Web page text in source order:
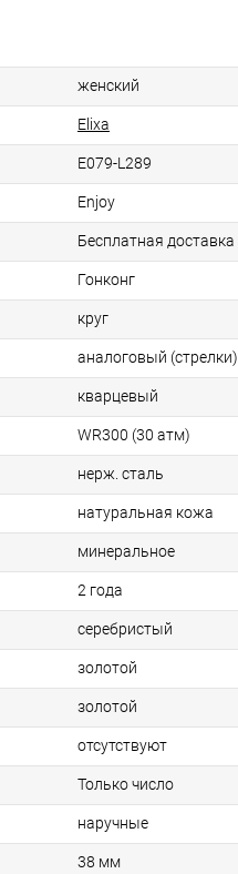
женский
Elixa
E079-L289
Enjoy
Бесплатная доставка
Гонконг
круг
аналоговый (стрелки)
кварцевый
WR300 (30 атм)
нерж. сталь
натуральная кожа
минеральное
2 года
серебристый
золотой
золотой
отсутствуют
Только число
наручные
38 мм